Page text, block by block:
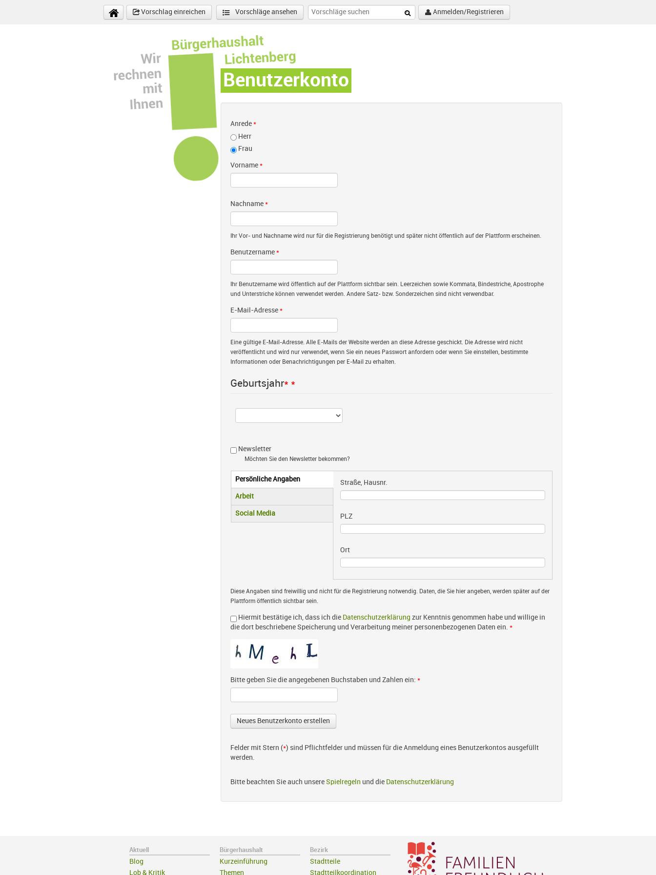
Vorschlag einreichen
Vorschläge ansehen Anmelden/Registrieren
Benutzerkonto
Anrede *
Herr
Frau
Vorname *
Nachname *
Ihr Vor- und Nachname wird nur für die Registrierung benötigt und später nicht öffentlich auf der Plattform erscheinen.
Benutzername *
Ihr Benutzername wird öffentlich auf der Plattform sichtbar sein. Leerzeichen sowie Kommata, Bindestriche, Apostrophe
und Unterstriche können verwendet werden. Andere Satz- bzw. Sonderzeichen sind nicht verwendbar.
E-Mail-Adresse *
Eine gültige E-Mail-Adresse. Alle E-Mails der Website werden an diese Adresse geschickt. Die Adresse wird nicht
veröffentlicht und wird nur verwendet, wenn Sie ein neues Passwort anfordern oder wenn Sie einstellen, bestimmte
Informationen oder Benachrichtigungen per E-Mail zu erhalten.
Geburtsjahr* *
Newsletter
Möchten Sie den Newsletter bekommen?
Vertikale Reiter
Persönliche Angaben
(aktiver Reiter)
Arbeit
Social Media
Straße, Hausnr.
PLZ
Ort
Diese Angaben sind freiwillig und nicht für die Registrierung notwendig. Daten, die Sie hier angeben, werden später auf der
Plattform öffentlich sichtbar sein.
Hiermit bestätige ich, dass ich die Datenschutzerklärung zur Kenntnis genommen habe und willige in
die dort beschriebene Speicherung und Verarbeitung meiner personenbezogenen Daten ein. *
Bitte geben Sie die angegebenen Buchstaben und Zahlen ein: *
Felder mit Stern (*) sind Pflichtfelder und müssen für die Anmeldung eines Benutzerkontos ausgefüllt
werden.
Bitte beachten Sie auch unsere Spielregeln und die Datenschutzerklärung
Aktuell
Blog
Lob & Kritik
Bürgerhaushalt
Kurzeinführung
Themen
Bezirk
Stadtteile
Stadtteilkoordination